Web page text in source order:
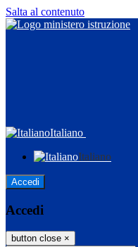
Salta al contenuto
Italiano
Italiano
Accedi
Accedi
button close ×